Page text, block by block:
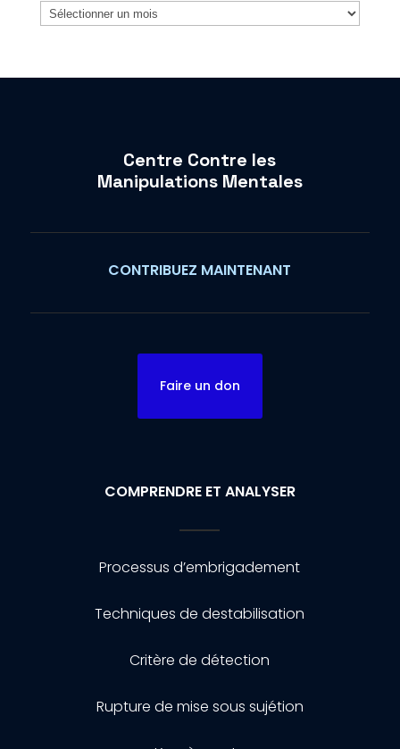
Archives
Centre Contre les
Manipulations Mentales
CONTRIBUEZ MAINTENANT
Faire un don
COMPRENDRE ET ANALYSER
Processus d’embrigadement
Techniques de destabilisation
Critère de détection
Rupture de mise sous sujétion